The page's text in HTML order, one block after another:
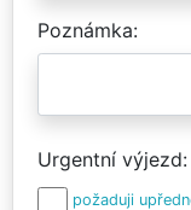
Poznámka
Urgentní výjezd
požaduji